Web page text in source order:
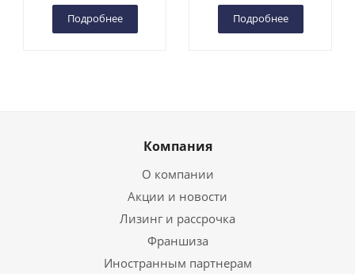
Подробнее Подробнее
Компания
О компании
Акции и новости
Лизинг и рассрочка
Франшиза
Иностранным партнерам